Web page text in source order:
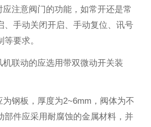
应注意阀门的功能，如常开还是常
、手动关闭开启、手动复位、讯号
等要求。
机联动的应选用带双微动开关装
为钢板，厚度为2~6mm，阀体为不
部件应采用耐腐蚀的金属材料，并